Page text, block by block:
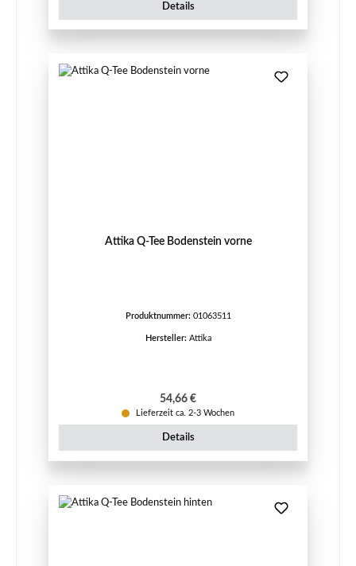
Details
Attika Q-Tee Bodenstein vorne
Produktnummer: 01063511
Hersteller: Attika
Regulärer Preis:
54,66 €
Lieferzeit ca. 2-3 Wochen
Details